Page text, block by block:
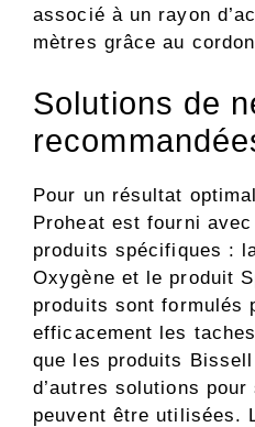
associé à un rayon
mètres grâce au
Solutions de
Pour un résultat
Proheat est fourni
produits spécifiques :
Oxygène et le produit
produits sont formulés
efficacement les
que les produits
d’autres solutions pour
peuvent être utilisées.